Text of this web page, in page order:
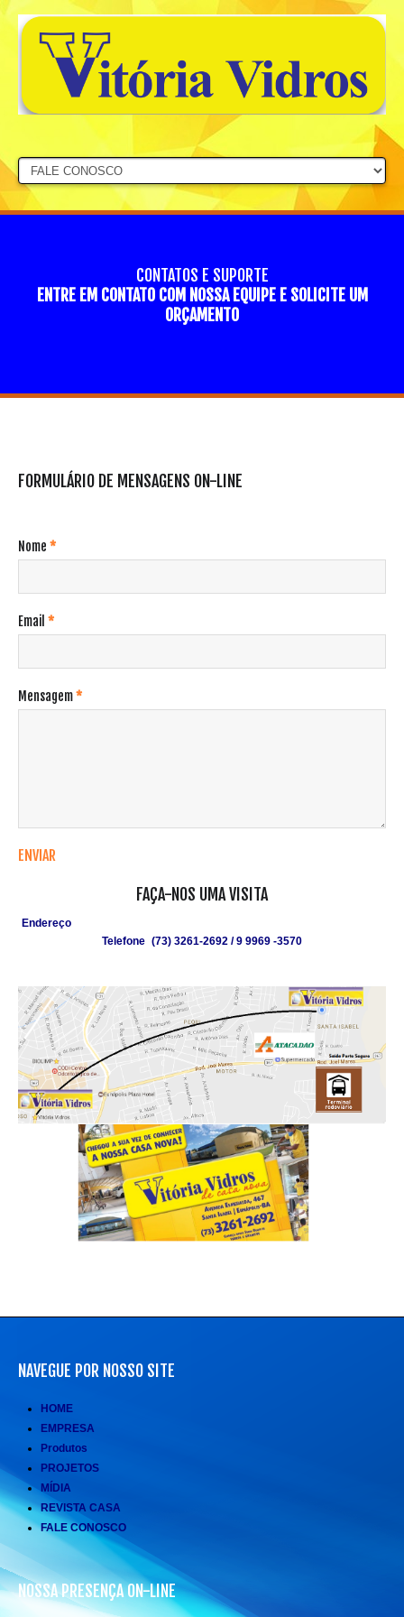
CONTATOS E SUPORTE
ENTRE EM CONTATO COM NOSSA EQUIPE E SOLICITE UM
ORÇAMENTO
FORMULÁRIO DE MENSAGENS ON-LINE
Nome *
Email *
Mensagem*
FAÇA-NOS UMA VISITA
Endereço
Telefone (73) 3261-2692 / 9 9969 -3570
NAVEGUE POR NOSSO SITE
HOME
EMPRESA
Produtos
PROJETOS
MÍDIA
REVISTA CASA
FALE CONOSCO
NOSSA PRESENÇA ON-LINE